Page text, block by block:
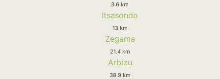
3.6 km
Itsasondo
13 km
Zegama
21.4 km
Arbizu
38.9 km